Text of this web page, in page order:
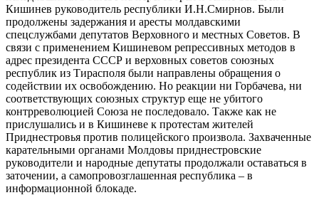
Кишинев руководитель республики И.Н.Смирнов. Были
продолжены задержания и аресты молдавскими
спецслужбами депутатов Верховного и местных Советов. В
связи с применением Кишиневом репрессивных методов в
адрес президента СССР и верховных советов союзных
республик из Тирасполя были направлены обращения о
содействии их освобождению. Но реакции ни Горбачева, ни
соответствующих союзных структур еще не убитого
контрреволюцией Союза не последовало. Также как не
прислушались и в Кишиневе к протестам жителей
Приднестровья против полицейского произвола. Захваченные
карательными органами Молдовы приднестровские
руководители и народные депутаты продолжали оставаться в
заточении, а самопровозглашенная республика – в
информационной блокаде.